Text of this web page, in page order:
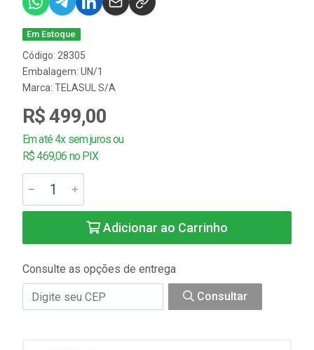
Em Estoque
Código: 28305
Embalagem: UN/1
Marca: TELASUL S/A
R$ 499,00
Em até 4x sem juros ou
R$ 469,06 no PIX
Adicionar ao Carrinho
Consulte as opções de entrega
Consultar